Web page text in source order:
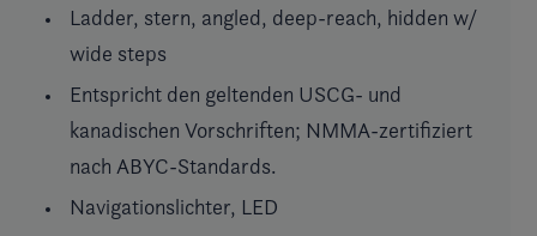
Ladder, stern, angled, deep-reach, hidden w/
wide steps
Entspricht den geltenden USCG- und
kanadischen Vorschriften; NMMA-zertifiziert
nach ABYC-Standards.
Navigationslichter, LED